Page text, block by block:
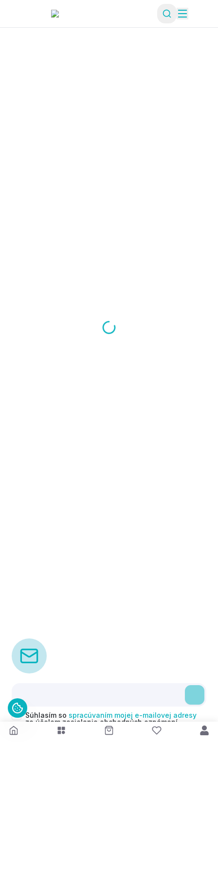
Súhlasím so spracúvaním mojej e-mailovej adresy
za účelom zasielania obchodných oznámení
(newsletterov) v súlade s čl. 6 ods. 1 písm. a)
Nariadenia GDPR. Svoj súhlas môžem kedykoľvek